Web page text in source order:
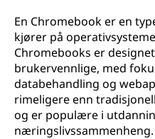
En Chromebook er en
kjører på
Chromebooks er
brukervennlige, med
databehandling og
rimeligere enn
og er populære i
næringslivssammenheng.